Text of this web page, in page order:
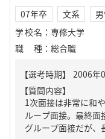
07年卒 文系
学校名 ： 専修大学
職種 ： 総合職
【質問内容】
1次面接は非常に和
ループ面接。最終面
グループ面接だが、